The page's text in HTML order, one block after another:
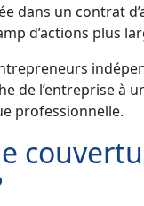
dans un contrat
d’actions plus
l’entreprise à
professionnelle.